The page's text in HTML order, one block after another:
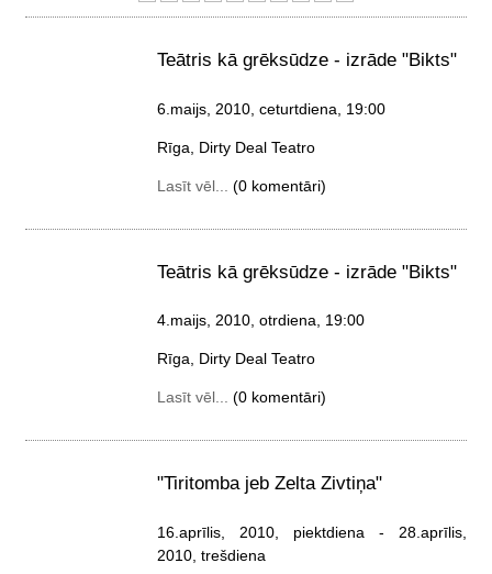
Teātris kā grēksūdze - izrāde "Bikts"
6.maijs, 2010, ceturtdiena , 19:00
Rīga, Dirty Deal Teatro
Lasīt vēl... (0 komentāri)
Teātris kā grēksūdze - izrāde "Bikts"
4.maijs, 2010, otrdiena, 19:00
Rīga, Dirty Deal Teatro
Lasīt vēl... (0 komentāri)
"Tiritomba jeb Zelta Zivtiņa"
16.aprīlis, 2010, piektdiena - 28.aprīlis,
2010, trešdiena